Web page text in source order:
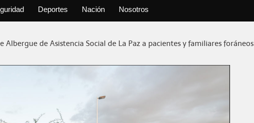
Deportes Nación Nosotros
Albergue de Asistencia Social de La Paz a pacientes y familiares foráneos